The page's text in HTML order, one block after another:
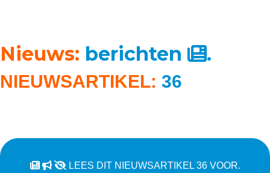
Nieuws: berichten .
NIEUWSARTIKEL: 36
LEES DIT NIEUWSARTIKEL 36 VOOR.